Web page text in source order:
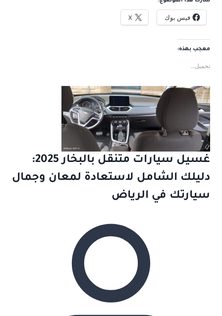
فيس بوك X
معجب بهذه:
تحميل...
غسيل سيارات متنقل بالبخار 2025:
دليلك الشامل لاستعادة لمعان وجمال
سيارتك في الرياض